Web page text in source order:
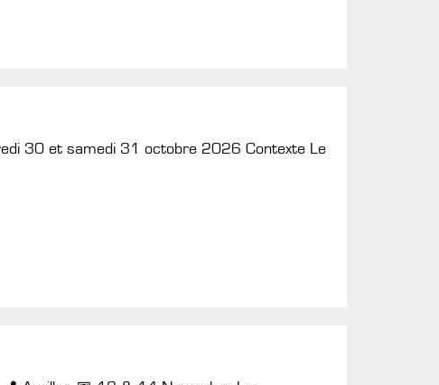
30 et samedi 31 octobre 2026 Contexte Le